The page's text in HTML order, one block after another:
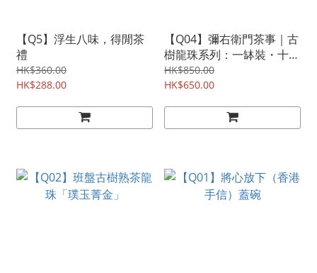
【Q5】浮生八味，得閒茶
禮
HK$360.00
HK$288.00
【Q04】彌右衛門茶事｜古
樹龍珠系列：一缽裝・十二
晌從容
HK$850.00
HK$650.00